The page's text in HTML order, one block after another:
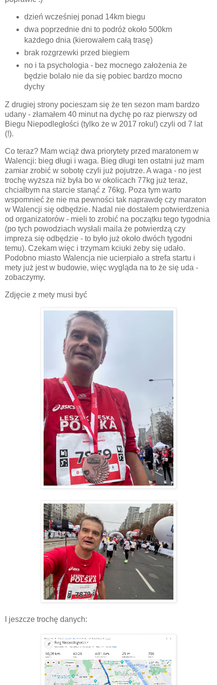
dzień wcześniej ponad 14km biegu
dwa poprzednie dni to podróż około 500km
każdego dnia (kierowałem całą trasę)
brak rozgrzewki przed biegiem
no i ta psychologia - bez mocnego założenia że
będzie bolało nie da się pobiec bardzo mocno
dychy
Z drugiej strony pocieszam się że ten sezon mam bardzo
udany - złamałem 40 minut na dychę po raz pierwszy od
Biegu Niepodległości (tylko że w 2017 roku!) czyli od 7 lat
(!).
Co teraz? Mam wciąż dwa priorytety przed maratonem w
Walencji: bieg długi i waga. Bieg długi ten ostatni już mam
zamiar zrobić w sobotę czyli już pojutrze. A waga - no jest
trochę wyższa niż była bo w okolicach 77kg już teraz,
chciałbym na starcie stanąć z 76kg. Poza tym warto
wspomnieć że nie ma pewności tak naprawdę czy maraton
w Walencji się odbędzie. Nadal nie dostałem potwierdzenia
od organizatorów - mieli to zrobić na początku tego tygodnia
(po tych powodziach wysłali maila że potwierdzą czy
impreza się odbędzie - to było już około dwóch tygodni
temu). Czekam więc i trzymam kciuki żeby się udało.
Podobno miasto Walencja nie ucierpiało a strefa startu i
mety już jest w budowie, więc wygląda na to że się uda -
zobaczymy.
Zdjęcie z mety musi być
I jeszcze trochę danych: